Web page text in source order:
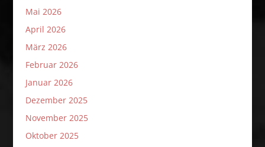
Mai 2026
April 2026
März 2026
Februar 2026
Januar 2026
Dezember 2025
November 2025
Oktober 2025